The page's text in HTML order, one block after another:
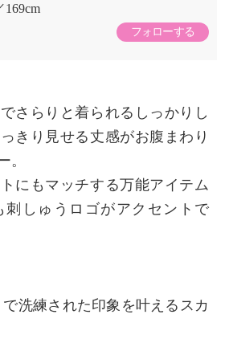
169cm
フォローする
さらりと着られるしっかりし
きり見せる丈感がお腹まわり
。
にもマッチする万能アイテム
刺しゅうロゴがアクセントで
洗練された印象を叶えるスカ